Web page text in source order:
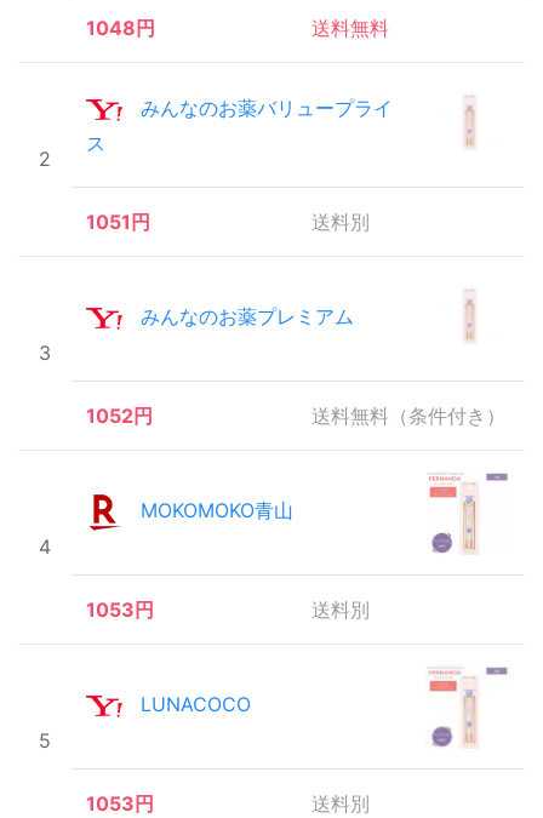
1048円 送料無料
2
みんなのお薬バリュープライ
ス
1051円 送料別
3
みんなのお薬プレミアム
1052円 送料無料（条件付き）
4
MOKOMOKO青山
1053円 送料別
5
LUNACOCO
1053円 送料別